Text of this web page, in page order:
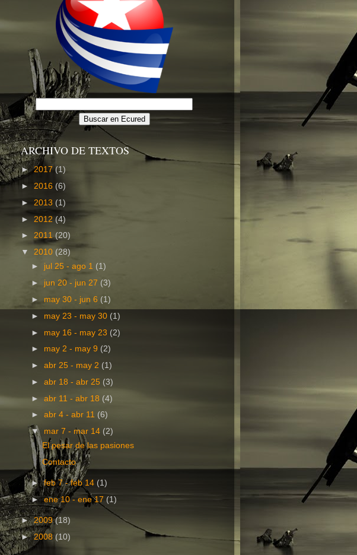
ARCHIVO DE TEXTOS
►2017(1)
► 2016 (6)
► 2013 (1)
► 2012 (4)
► 2011(20)
▼ 2010 (28)
► jul 25 - ago 1 (1)
► jun 20 - jun 27 (3)
► may 30 - jun 6 (1)
► may 23 - may 30 (1)
► may 16 - may 23 (2)
► may 2 - may 9 (2)
►abr 25 - may 2 (1)
►abr 18 - abr 25 (3)
►abr 11 - abr 18 (4)
►abr 4 - abr 11 (6)
▼ mar 7 - mar 14 (2)
El pesar de las pasiones
Contacto
►feb 7 - feb 14 (1)
►ene 10 - ene 17 (1)
►2009(18)
►2008 (10)